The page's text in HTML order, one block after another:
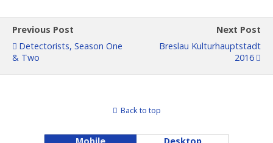
Previous Post
Detectorists, Season One
& Two
Next Post
Breslau Kulturhauptstadt
2016
Back to top